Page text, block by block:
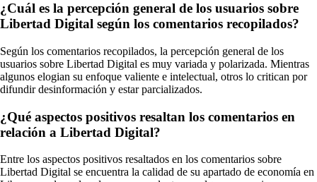
¿Cuál es la percepción general de los usuarios sobre
Libertad Digital según los comentarios recopilados?
Según los comentarios recopilados, la percepción general de los
usuarios sobre Libertad Digital es muy variada y polarizada. Mientras
algunos elogian su enfoque valiente e intelectual, otros lo critican por
difundir desinformación y estar parcializados.
¿Qué aspectos positivos resaltan los comentarios en
relación a Libertad Digital?
Entre los aspectos positivos resaltados en los comentarios sobre
Libertad Digital se encuentra la calidad de su apartado de economía en